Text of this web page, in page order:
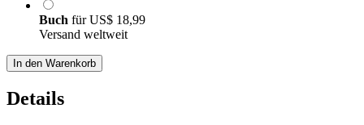
Buch fürUS$ 18,99
Versand weltweit
In den Warenkorb
Details